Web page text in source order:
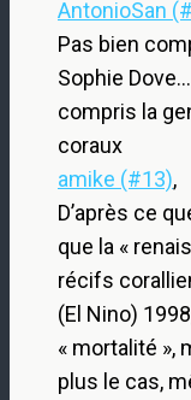
AntonioSan
Pas bien
Sophie
compris la
coraux
amike (#13),
D’après ce
que la «
récifs
(El Nino)
« mortalité »,
plus le cas,